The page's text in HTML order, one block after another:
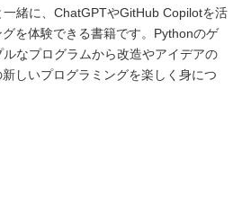
緒に、ChatGPTやGitHub Copilotを活
を体験できる書籍です。Pythonのゲ
なプログラムから改造やアイデアの
しいプログラミングを楽しく身につ